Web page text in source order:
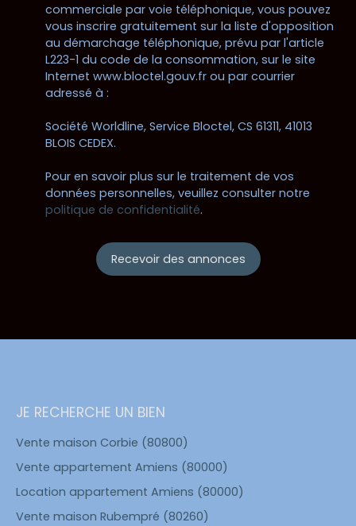
commerciale par voie téléphonique, vous pouvez
vous inscrire gratuitement sur la liste d'opposition
au démarchage téléphonique, prévu par l'article
L223-1 du code de la consommation, sur le site
Internet www.bloctel.gouv.fr ou par courrier
adressé à :
Société Worldline, Service Bloctel, CS 61311, 41013
BLOIS CEDEX.
Pour en savoir plus sur le traitement de vos
données personnelles, veuillez consulter notre
politique de confidentialité.
Recevoir des annonces
JE RECHERCHE UN BIEN
Vente maison Corbie (80800)
Vente appartement Amiens (80000)
Location appartement Amiens (80000)
Vente maison Rubempré (80260)